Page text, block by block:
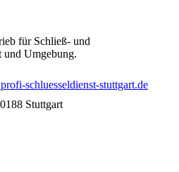
für Schließ- und
und Umgebung.
schluesseldienst-stuttgart.de
Stuttgart